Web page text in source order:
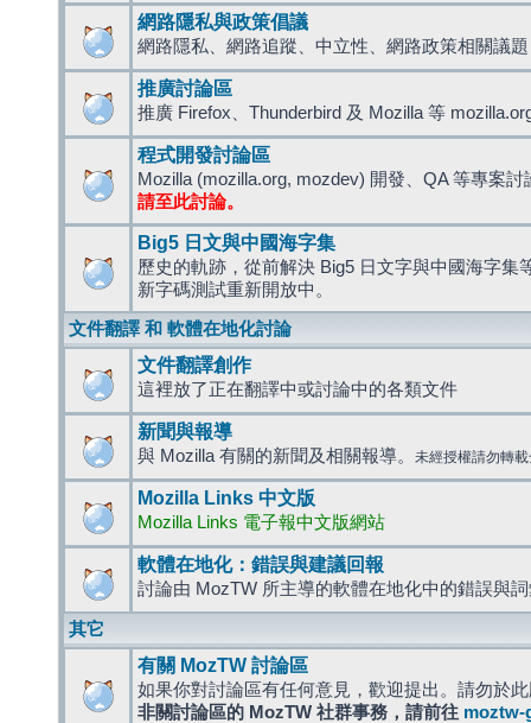
網路隱私與政策倡議
網路隱私、網路追蹤、中立性、網路政策相關議題
推廣討論區
推廣 Firefox、Thunderbird 及 Mozilla 等
程式開發討論區
Mozilla (mozilla.org, mozdev) 開發、QA 等專案討
請至此討論。
Big5 日文與中國海字集
歷史的軌跡，從前解決 Big5 日文字與中國海字集
新字碼測試重新開放中。
文件翻譯 和 軟體在地化討論
文件翻譯創作
這裡放了正在翻譯中或討論中的各類文件
新聞與報導
與 Mozilla 有關的新聞及相關報導。 未經授權請勿轉
Mozilla Links 中文版
Mozilla Links 電子報中文版網站
軟體在地化：錯誤與建議回報
討論由 MozTW 所主導的軟體在地化中的錯誤與
其它
有關 MozTW 討論區
如果你對討論區有任何意見，歡迎提出。請勿於
非關討論區的 MozTW 社群事務，請前往 moztw-